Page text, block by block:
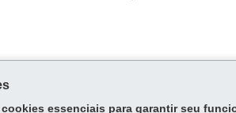
é variável,
obrigatórios devem ser incluídos
essenciais para garantir seu